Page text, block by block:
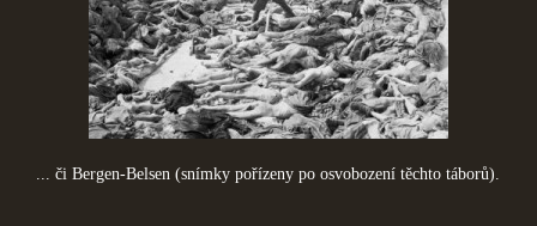
... či Bergen-Belsen (snímky pořízeny po osvobození těchto táborů).